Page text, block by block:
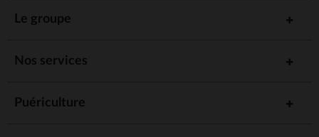
Le groupe
Nos services
Puériculture